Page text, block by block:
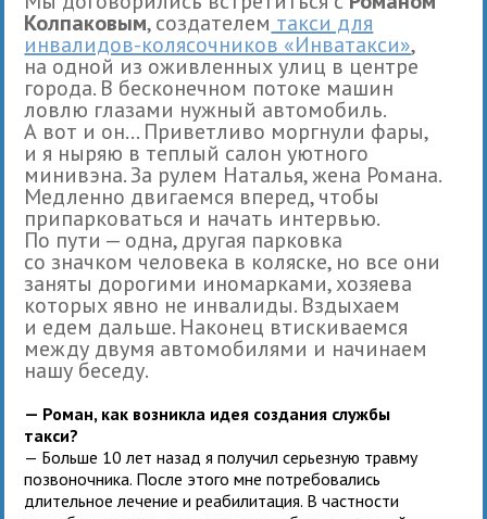
Колпаковым, создателем такси для
инвалидов-колясочников «Инватакси»,
на одной из оживленных улиц в центре
города. В бесконечном потоке машин
ловлю глазами нужный автомобиль.
А вот и он... Приветливо моргнули фары,
и я ныряю в теплый салон уютного
минивэна. За рулем Наталья, жена Романа.
Медленно двигаемся вперед, чтобы
припарковаться и начать интервью.
По пути — одна, другая парковка
со значком человека в коляске, но все они
заняты дорогими иномарками, хозяева
которых явно не инвалиды. Вздыхаем
и едем дальше. Наконец втискиваемся
между двумя автомобилями и начинаем
нашу беседу.
— Роман, как возникла идея создания службы
такси?
— Больше 10 лет назад я получил серьезную травму
позвоночника. После этого мне потребовались
длительное лечение и реабилитация. В частности